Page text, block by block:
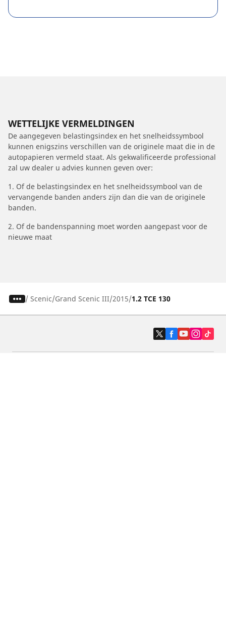
WETTELIJKE VERMELDINGEN
De aangegeven belastingsindex en het snelheidssymbool
kunnen enigszins verschillen van de originele maat die in de
autopapieren vermeld staat. Als gekwalificeerde professional
zal uw dealer u advies kunnen geven over:
1. Of de belastingsindex en het snelheidssymbool van de
vervangende banden anders zijn dan die van de originele
banden.
2. Of de bandenspanning moet worden aangepast voor de
nieuwe maat
/ Scenic Grand Scenic III 2015 1.2 TCE 130